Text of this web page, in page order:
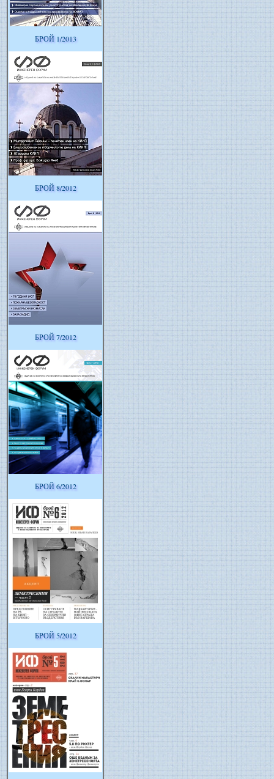
БРОЙ 1/2013
БРОЙ 8/2012
БРОЙ 7/2012
БРОЙ 6/2012
БРОЙ 5/2012